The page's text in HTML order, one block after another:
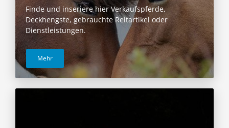
Finde und inseriere hier Verkaufspferde,
Deckhengste, gebrauchte Reitartikel oder
Dienstleistungen.
Mehr